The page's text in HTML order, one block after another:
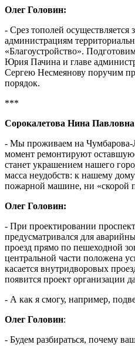
Олег Головин:
- Срез тополей осуществляется
администрациям
«Благоустройство».
Юрия Пачина и главе
Сергею Несмеянову поручим
порядок.
***
Сорокалетова Нина
- Мы проживаем на
момент ремонтируют
станет украшением нашего
масса неудобств: к нашему
пожарной машине, ни «скорой
Олег Головин:
- При проектировании
предусматривался для
проезд прямо по пешеходной
центральной части положена
касается внутридворовых
появится проект организации
- А как я смогу, например,
Олег Головин:
- Будем разбираться, почему